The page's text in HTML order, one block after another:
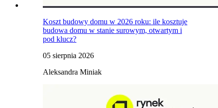
Koszt budowy domu w 2026 roku: ile kosztuje
budowa domu w stanie surowym, otwartym i
pod klucz?
05 sierpnia 2026
Aleksandra Miniak